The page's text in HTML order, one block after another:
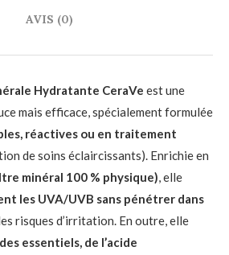
AVIS (0)
Hydratante CeraVe est une
mais efficace, spécialement formulée
réactives ou en traitement
de soins éclaircissants). Enrichie en
minéral 100 % physique), elle
les UVA/UVB sans pénétrer dans
risques d’irritation. En outre, elle
essentiels, de l’acide